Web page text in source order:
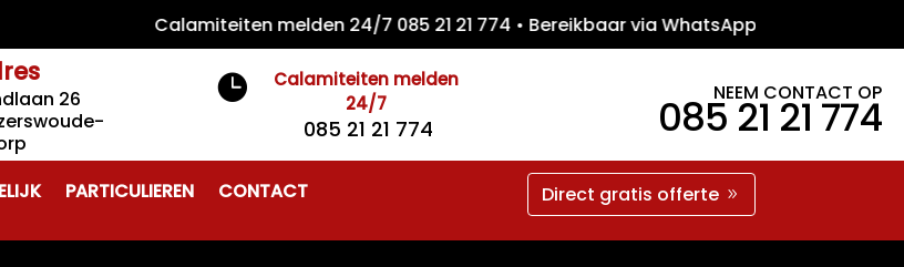
Calamiteiten melden 24/7 085 21 21 774 • Bereikbaar via WhatsApp •
26

Calamiteiten melden
24/7
085 21 21 774
NEEM CONTACT OP
085 21 21 774
PARTICULIEREN CONTACT Direct gratis offerte